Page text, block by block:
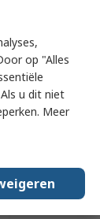
op "Alles
u dit niet
Meer